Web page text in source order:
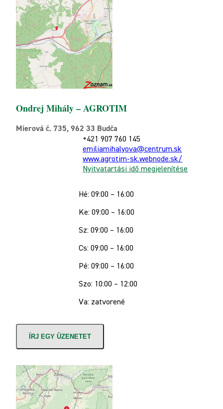
Ondrej Mihály – AGROTIM
Mierová č. 735, 962 33 Budča
+421 907 760 145
emiliamihalyova@centrum.sk
www.agrotim-sk.webnode.sk/
Nyitvatartási idő megjelenítése
Hé: 09:00 – 16:00
Ke: 09:00 – 16:00
Sz: 09:00 – 16:00
Cs: 09:00 – 16:00
Pé: 09:00 – 16:00
Szo: 10:00 – 12:00
Va: zatvorené
ÍRJ EGY ÜZENETET